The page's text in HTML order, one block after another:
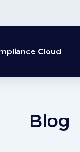
Cloud
Blog